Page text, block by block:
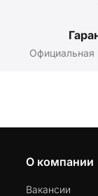
Официальная
О компании
Вакансии